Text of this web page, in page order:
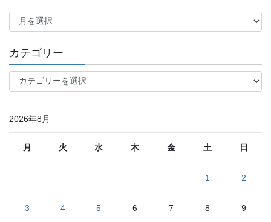
過
事
別
カテゴリー
テ
リ
2026年8月
月 火 水 木 金 土 日
1 2
3 4 5 6 7 8 9